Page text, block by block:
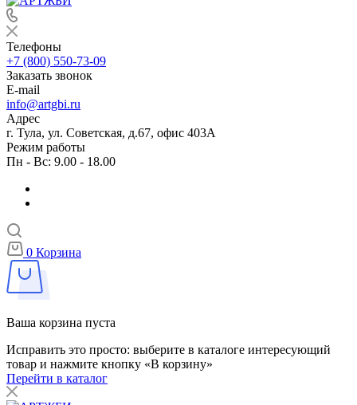
Телефоны
+7 (800) 550-73-09
Заказать звонок
E-mail
info@artgbi.ru
Адрес
г. Тула, ул. Советская, д.67, офис 403А
Режим работы
Пн - Вс: 9.00 - 18.00
0 Корзина
Ваша корзина пуста
Исправить это просто: выберите в каталоге интересующий
товар и нажмите кнопку «В корзину»
Перейти в каталог